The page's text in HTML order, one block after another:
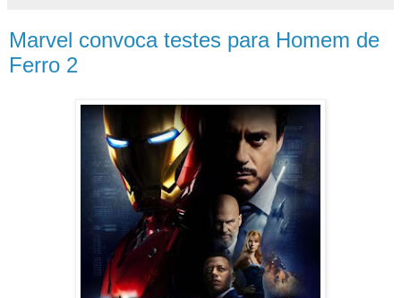
Marvel convoca testes para Homem de
Ferro 2